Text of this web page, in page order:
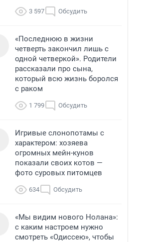
3 597 Обсудить
«Последнюю в жизни
четверть закончил лишь с
одной четверкой». Родители
рассказали про сына,
который всю жизнь боролся
с раком
1 799 Обсудить
Игривые слонопотамы с
характером: хозяева
огромных мейн-кунов
показали своих котов —
фото суровых питомцев
634 Обсудить
«Мы видим нового Нолана»:
с каким настроем нужно
смотреть «Одиссею», чтобы